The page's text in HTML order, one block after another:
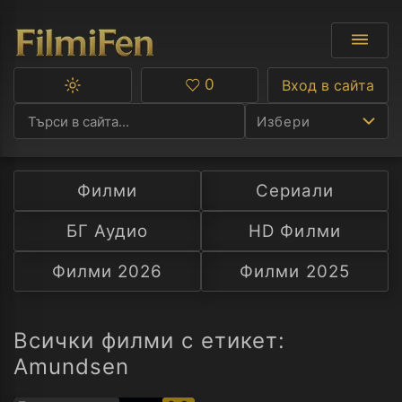
Избери
Ф
С
А
Превключване
тъмна
тема
Любими
0 Вход в сайта
Филми
Сериали
БГ Аудио
HD Филми
Филми 2026
Филми 2025
Всички филми с етикет:
Amundsen